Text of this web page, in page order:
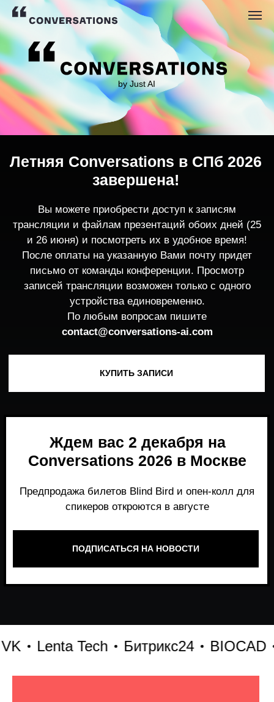
by Just AI
трансляции и файлам презентаций обоих дней (25
После оплаты на указанную Вами почту придет
записей трансляции возможен только с одного
устройства единовременно.
По любым вопросам пишите
contact@conversations-ai.co m
Летняя Conversations в СПб 2026
завершена!
Ждем вас 2 декабря на
Conversations 2026 в Москве
ПОДПИСАТЬСЯ НА НОВОСТИ
Lenta Tech Битрикс24 BIOCAD
Место, где можно получить честный,
работает и формирует рынок генеративного